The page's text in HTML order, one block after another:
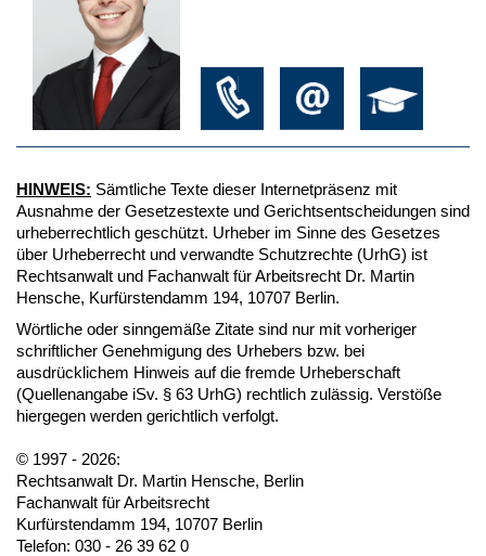
HINWEIS: Sämtliche Texte dieser Internetpräsenz mit
Ausnahme der Gesetzestexte und Gerichtsentscheidungen sind
urheberrechtlich geschützt. Urheber im Sinne des Gesetzes
über Urheberrecht und verwandte Schutzrechte (UrhG) ist
Rechtsanwalt und Fachanwalt für Arbeitsrecht Dr. Martin
Hensche, Kurfürstendamm 194, 10707 Berlin.
Wörtliche oder sinngemäße Zitate sind nur mit vorheriger
schriftlicher Genehmigung des Urhebers bzw. bei
ausdrücklichem Hinweis auf die fremde Urheberschaft
(Quellenangabe iSv. § 63 UrhG) rechtlich zulässig. Verstöße
hiergegen werden gerichtlich verfolgt.
© 1997 - 2026:
Rechtsanwalt Dr. Martin Hensche, Berlin
Fachanwalt für Arbeitsrecht
Kurfürstendamm 194, 10707 Berlin
Telefon: 030 - 26 39 62 0